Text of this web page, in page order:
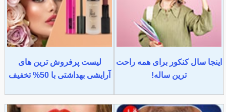
اینجا سال کنکور برای همه راحت
ترین ساله!
لیست پرفروش ترین های
آرایشی بهداشتی با 50% تخفیف